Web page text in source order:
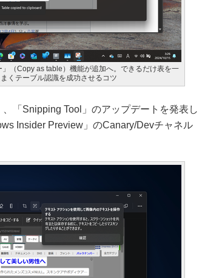
（Copy as table）機能が追加へ。できるだけ表を一
くテーブル認識を成功させるコツ
「Snipping Tool」のアップデートを発表し
Insider Preview」のCanary/Devチャネル